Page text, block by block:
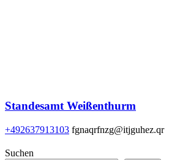
Standesamt Weißenthurm
+492637913103 fgnaqrfnzg@itjguhez.qr
Suchen